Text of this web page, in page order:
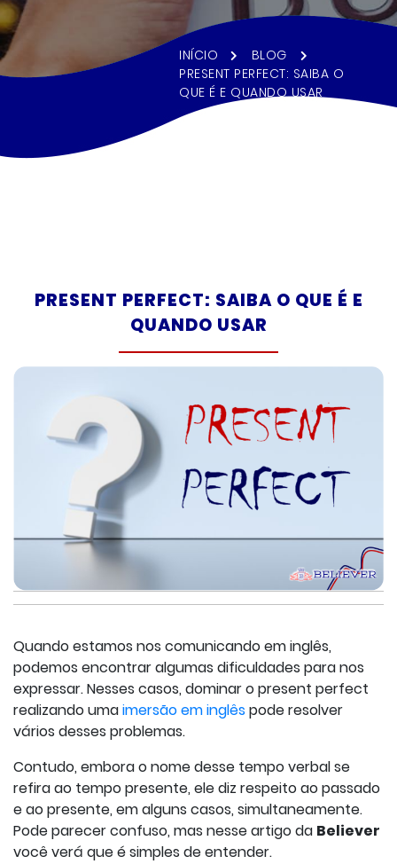
INÍCIO
BLOG
PRESENT PERFECT: SAIBA O
QUE É E QUANDO USAR
PRESENT PERFECT: SAIBA O QUE É E
QUANDO USAR
Quando estamos nos comunicando em inglês,
podemos encontrar algumas dificuldades para nos
expressar. Nesses casos, dominar o present perfect
realizando umaimersão em inglêspode resolver
vários desses problemas.
Contudo, embora o nome desse tempo verbal se
refira ao tempo presente, ele diz respeito ao passado
e ao presente, em alguns casos, simultaneamente.
Pode parecer confuso, mas nesse artigo da Believer
você verá que é simples de entender.
Enviar
Enviar